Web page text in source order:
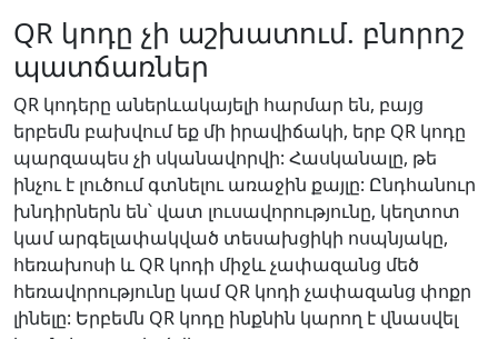
QR կոդը չի աշխատում. բնորոշ
պատճառներ
QR կոդերը աներևակայելի հարմար են, բայց
երբեմն բախվում եք մի իրավիճակի, երբ QR կոդը
պարզապես չի սկանավորվի: Հասկանալը, թե
ինչու է լուծում գտնելու առաջին քայլը: Ընդհանուր
խնդիրներն են՝ վատ լուսավորությունը, կեղտոտ
կամ արգելափակված տեսախցիկի ոսպնյակը,
հեռախոսի և QR կոդի միջև չափազանց մեծ
հեռավորությունը կամ QR կոդի չափազանց փոքր
լինելը: Երբեմն QR կոդը ինքնին կարող է վնասվել